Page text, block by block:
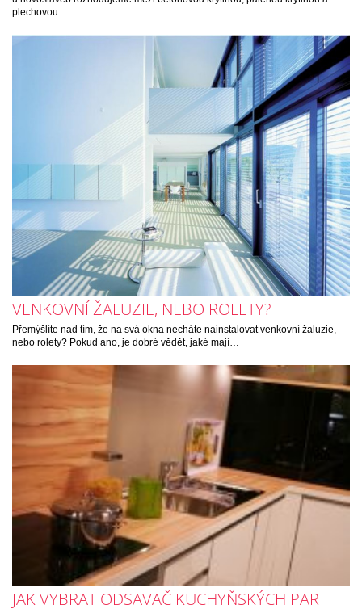
plechovou…
VENKOVNÍ ŽALUZIE, NEBO ROLETY?
Přemýšlíte nad tím, že na svá okna necháte nainstalovat venkovní žaluzie,
nebo rolety? Pokud ano, je dobré vědět, jaké mají…
JAK VYBRAT ODSAVAČ KUCHYŇSKÝCH PAR